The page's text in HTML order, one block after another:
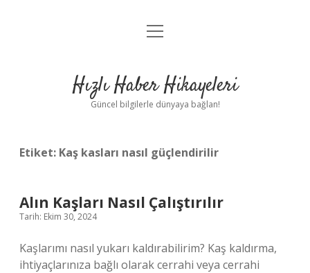
Anasayfa
Yasal Uyarı
menüyü
Hızlı Haber Hikayeleri
Güncel bilgilerle dünyaya bağlan!
Etiket: Kaş kasları nasıl güçlendirilir
Alın Kaşları Nasıl Çalıştırılır
Tarih: Ekim 30, 2024
Kaşlarımı nasıl yukarı kaldırabilirim? Kaş kaldırma,
ihtiyaçlarınıza bağlı olarak cerrahi veya cerrahi